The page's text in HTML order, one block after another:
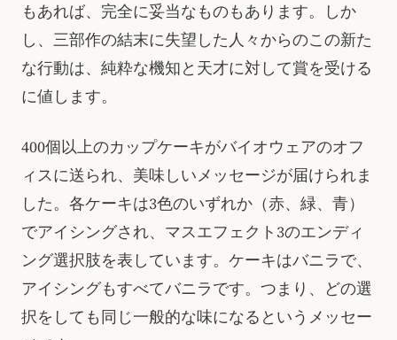
もあれば、完全に妥当なものもあります。しか
し、三部作の結末に失望した人々からのこの新た
な行動は、純粋な機知と天才に対して賞を受ける
に値します。
400個以上のカップケーキがバイオウェアのオフ
ィスに送られ、美味しいメッセージが届けられま
した。各ケーキは3色のいずれか（赤、緑、青）
でアイシングされ、マスエフェクト3のエンディ
ング選択肢を表しています。ケーキはバニラで、
アイシングもすべてバニラです。つまり、どの選
択をしても同じ一般的な味になるというメッセー